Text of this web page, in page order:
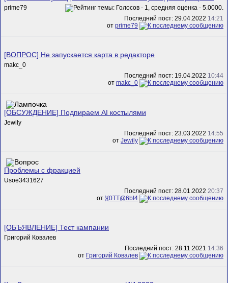
prime79
Последний пост: 29.04.2022 14:21
от prime79
[ВОПРОС] Не запускается карта в редакторе
makc_0
Последний пост: 19.04.2022 10:44
от makc_0
[ОБСУЖДЕНИЕ] Подпираем AI костылями
Jewily
Последний пост: 23.03.2022 14:55
от Jewily
Проблемы с фракцией
Usoe3431627
Последний пост: 28.01.2022 20:37
от }{0TT@6bI4
[ОБЪЯВЛЕНИЕ] Тест кампании
Григорий Ковалев
Последний пост: 28.11.2021 14:36
от Григорий Ковалев